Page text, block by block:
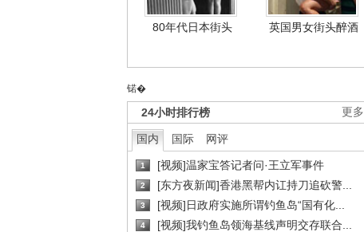
80年代日本街头 英国男女街头醉酒
锘�
更多
24小时排行榜
国内 国际 网评
1 [视频]温家宝答记者问·王立军事件
2 [东方夜新闻]香港黑帮内讧持刀追砍警...
3 [视频]日政府实施所谓钓鱼岛“国有化...
4 [视频]我钓鱼岛领海基线声明交存联合...